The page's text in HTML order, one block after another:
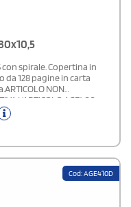
con spirale. Copertina in
128 pagine in carta
NON
L'ARTICOLO AGE400
Cod: AGE410D